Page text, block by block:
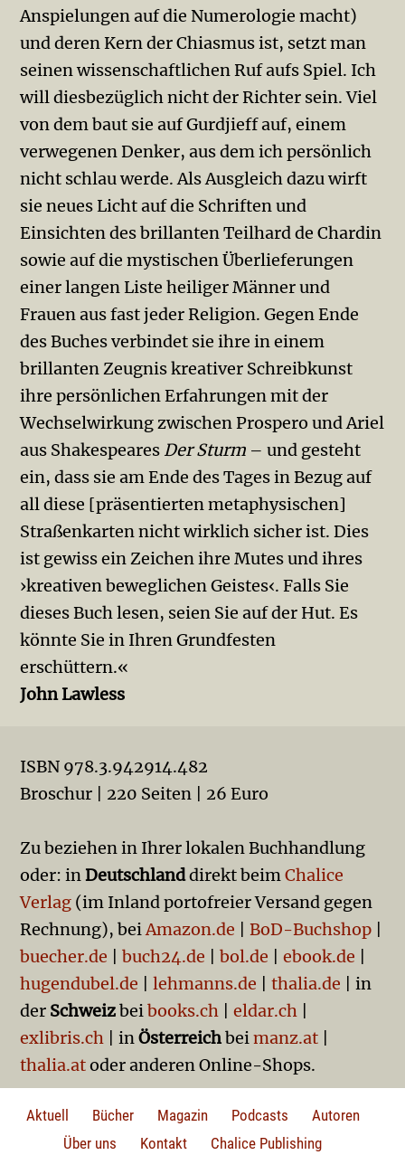
Anspielungen auf die Numerologie macht)
und deren Kern der Chiasmus ist, setzt man
seinen wissenschaftlichen Ruf aufs Spiel. Ich
will diesbezüglich nicht der Richter sein. Viel
von dem baut sie auf Gurdjieff auf, einem
verwegenen Denker, aus dem ich persönlich
nicht schlau werde. Als Ausgleich dazu wirft
sie neues Licht auf die Schriften und
Einsichten des brillanten Teilhard de Chardin
sowie auf die mystischen Überlieferungen
einer langen Liste heiliger Männer und
Frauen aus fast jeder Religion. Gegen Ende
des Buches verbindet sie ihre in einem
brillanten Zeugnis kreativer Schreibkunst
ihre persönlichen Erfahrungen mit der
Wechselwirkung zwischen Prospero und Ariel
aus Shakespeares Der Sturm – und gesteht
ein, dass sie am Ende des Tages in Bezug auf
all diese [präsentierten metaphysischen]
Straßenkarten nicht wirklich sicher ist. Dies
ist gewiss ein Zeichen ihre Mutes und ihres
›kreativen beweglichen Geistes‹. Falls Sie
dieses Buch lesen, seien Sie auf der Hut. Es
könnte Sie in Ihren Grundfesten
erschüttern.«
John Lawless
ISBN 978.3.942914.482
Broschur | 220 Seiten | 26 Euro
Zu beziehen in Ihrer lokalen Buchhandlung
oder: inDeutschlanddirekt beimChalice
Verlag (im Inland portofreier Versand gegen
Rechnung), beiAmazon.de |BoD-Buchshop
buecher.de |buch24.de |bol.de |ebook.de
hugendubel.de |lehmanns.de |thalia.de | in
der Schweizbeibooks.ch |eldar.ch
exlibris.ch | inÖsterreichbeimanz.at
thalia.atoder anderen Online-Shops.
Aktuell Bücher Magazin Podcasts
Autoren
Über uns
Kontakt Chalice Publishing